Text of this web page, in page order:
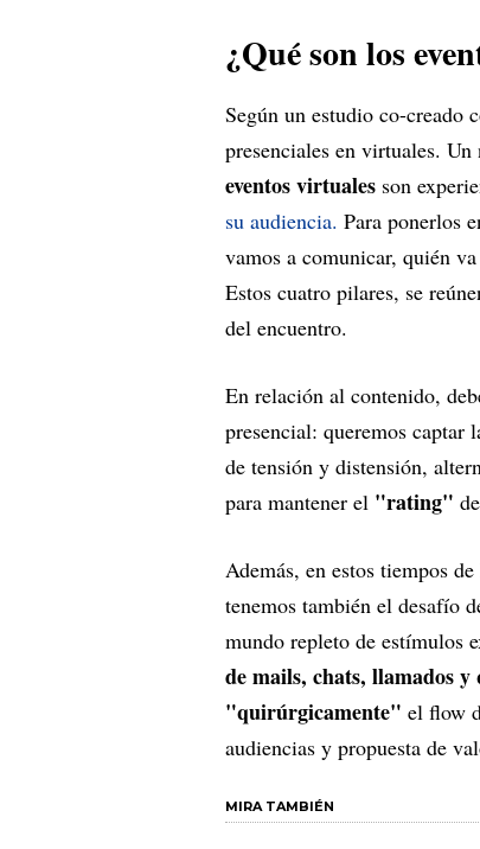
¿Qué son los
Según un estudio co-creado
presenciales en virtuales.
eventos virtuales son
su audiencia. Para ponerlos
vamos a comunicar, quién
Estos cuatro pilares, se
del encuentro.
En relación al contenido,
presencial: queremos captar
de tensión y distensión,
para mantener el "rating"
Además, en estos tiempos
tenemos también el desafío
mundo repleto de estímulos
de mails, chats, llamados y
"quirúrgicamente" el flow
audiencias y propuesta de
MIRA TAMBIÉN